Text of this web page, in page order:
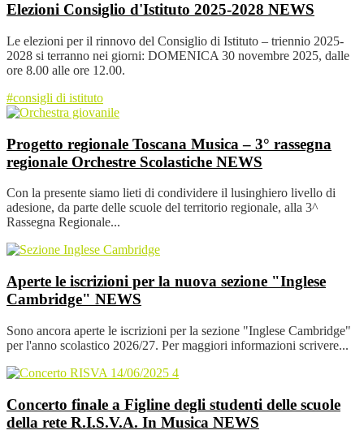
Elezioni Consiglio d'Istituto 2025-2028 NEWS
Le elezioni per il rinnovo del Consiglio di Istituto – triennio 2025-
2028 si terranno nei giorni: DOMENICA 30 novembre 2025, dalle
ore 8.00 alle ore 12.00.
#consigli di istituto
Progetto regionale Toscana Musica – 3° rassegna
regionale Orchestre Scolastiche NEWS
Con la presente siamo lieti di condividere il lusinghiero livello di
adesione, da parte delle scuole del territorio regionale, alla 3^
Rassegna Regionale...
Aperte le iscrizioni per la nuova sezione "Inglese
Cambridge" NEWS
Sono ancora aperte le iscrizioni per la sezione "Inglese Cambridge"
per l'anno scolastico 2026/27. Per maggiori informazioni scrivere...
Concerto finale a Figline degli studenti delle scuole
della rete R.I.S.V.A. In Musica NEWS